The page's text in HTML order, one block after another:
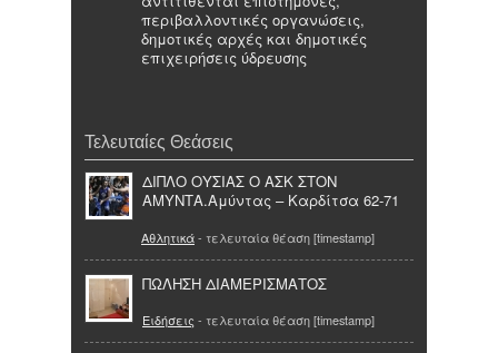
περιβαλλοντικές οργανώσεις,
δημοτικές αρχές και δημοτικές
επιχειρήσεις ύδρευσης
Τελευταίες Θεάσεις
ΔΙΠΛΟ ΟΥΣΙΑΣ Ο ΑΣΚ ΣΤΟΝ
ΑΜΥΝΤΑ.Αμύντας – Καρδίτσα 62-71
Αθλητικά- τελευταία θέαση [timestamp]
ΠΩΛΗΣΗ ΔΙΑΜΕΡΙΣΜΑΤΟΣ
Ειδήσεις - τελευταία θέαση [timestamp]